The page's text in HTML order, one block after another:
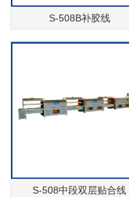
S-508B补胶线
S-508中段双层贴合线